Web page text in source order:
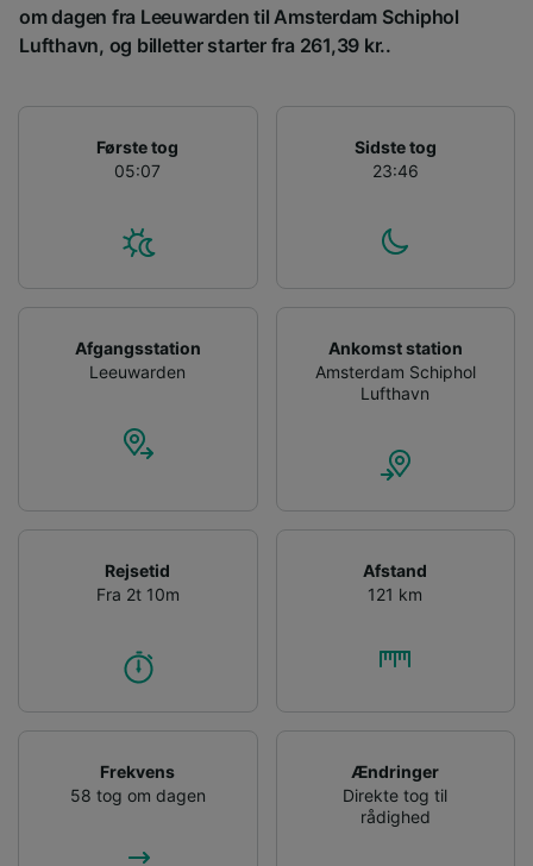
om dagen fra Leeuwarden til Amsterdam Schiphol
Lufthavn, og billetter starter fra 261,39 kr..
Første tog
05:07
Sidste tog
23:46
Afgangsstation
Leeuwarden
Ankomst station
Amsterdam Schiphol
Lufthavn
Rejsetid
Fra 2t 10m
Afstand
121 km
Frekvens
58 tog om dagen
Ændringer
Direkte tog til
rådighed